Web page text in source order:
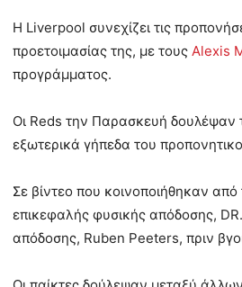
Η Liverpool συνεχίζει τις
προετοιμασίας της, με τους Alexis
προγράμματος.
Οι Reds την Παρασκευή δουλέψαν
εξωτερικά γήπεδα του
Σε βίντεο που κοινοποιήθηκαν
επικεφαλής φυσικής απόδοσης,
απόδοσης, Ruben Peeters, πριν